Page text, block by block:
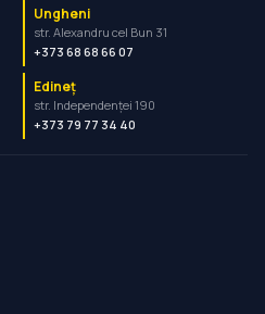
Ungheni
str. Alexandru cel Bun 31
+373 68 68 66 07
Edineț
str. Independenței 190
+373 79 77 34 40